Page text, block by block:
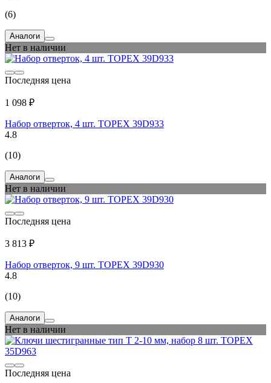
(6)
Аналоги
Нет в наличии
Последняя цена
1 098 ₽
Набор отверток, 4 шт. TOPEX 39D933
4.8
(10)
Аналоги
Нет в наличии
Последняя цена
3 813 ₽
Набор отверток, 9 шт. TOPEX 39D930
4.8
(10)
Аналоги
Нет в наличии
Последняя цена